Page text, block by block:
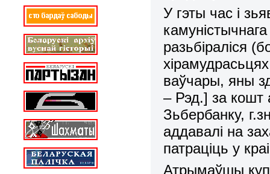
У гэты час і
разьбіраліся
ваўчары, яны
– Рэд.] за кошт
Зьбербанку,
аддавалі на
патраціць у
Атрымаўшы